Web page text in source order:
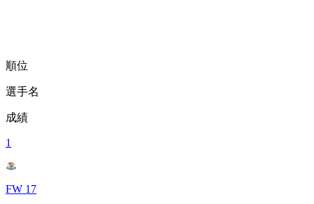
順位
選手名
成績
1
FW 17